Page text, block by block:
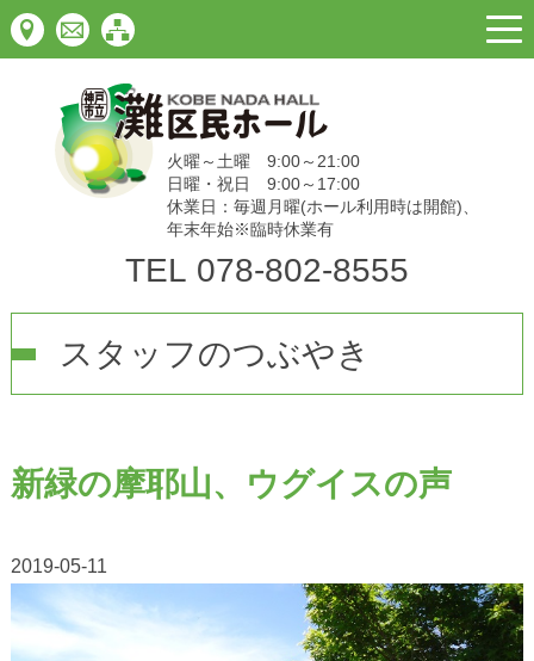
火曜～土曜 9:00～21:00
日曜・祝日 9:00～17:00
休業日：毎週月曜(ホール利用時は開館)、
年末年始※臨時休業有
TEL 078-802-8555
スタッフのつぶやき
新緑の摩耶山、ウグイスの声
2019-05-11